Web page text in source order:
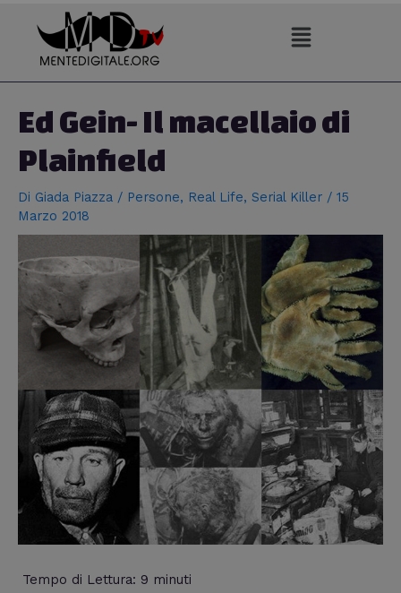
contenuto
Ed Gein- Il macellaio di
Plainfield
Di Giada Piazza / Persone, Real Life, Serial Killer / 15
Marzo 2018
Tempo di Lettura: 9 minuti
articoli